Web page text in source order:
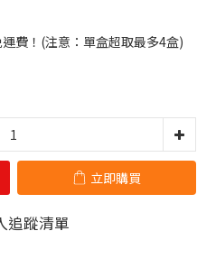
費！(注意：單盒超取最多4盒)
立即購買
追蹤清單